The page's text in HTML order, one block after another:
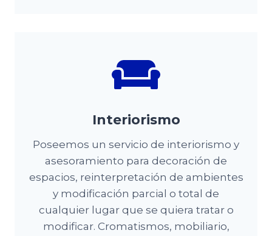
Interiorismo
Poseemos un servicio de interiorismo y
asesoramiento para decoración de
espacios, reinterpretación de ambientes
y modificación parcial o total de
cualquier lugar que se quiera tratar o
modificar. Cromatismos, mobiliario,